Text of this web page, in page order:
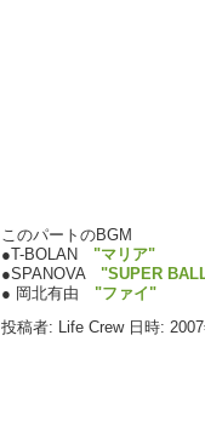
このパートのBGM
●T-BOLAN "マリア"
●SPANOVA "SUPER
● 岡北有由 "ファイ"
投稿者: Life Crew 日時: